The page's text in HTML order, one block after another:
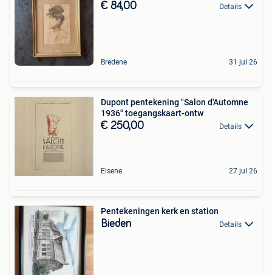
€ 84,00 Details
Bredene 31 jul 26
Dupont pentekening "Salon d'Automne
1936" toegangskaart-ontw
€ 250,00 Details
Elsene 27 jul 26
Pentekeningen kerk en station
Bieden Details